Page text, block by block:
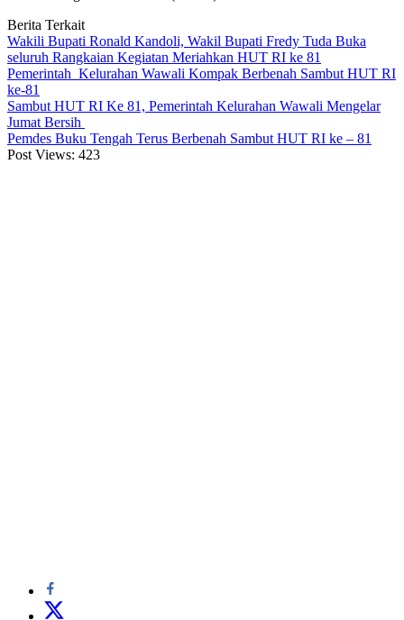
Berita Terkait
Wakili Bupati Ronald Kandoli, Wakil Bupati Fredy Tuda Buka
seluruh Rangkaian Kegiatan Meriahkan HUT RI ke 81
Pemerintah Kelurahan Wawali Kompak Berbenah Sambut HUT RI
ke-81
Sambut HUT RI Ke 81, Pemerintah Kelurahan Wawali Mengelar
Jumat Bersih
Pemdes Buku Tengah Terus Berbenah Sambut HUT RI ke – 81
Post Views: 423